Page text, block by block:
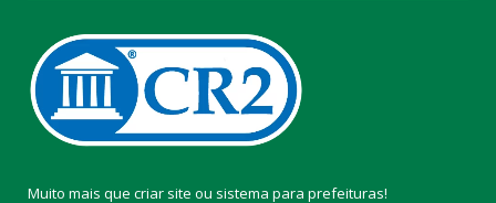
Muito mais que criar site ou sistema para prefeituras!